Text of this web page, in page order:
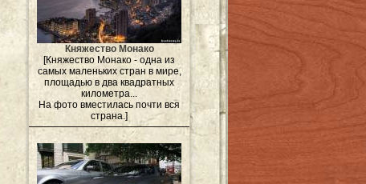
Княжество Монако
[Княжество Монако - одна из
самых маленьких стран в мире,
площадью в два квадратных
километра...
На фото вместилась почти вся
страна.]